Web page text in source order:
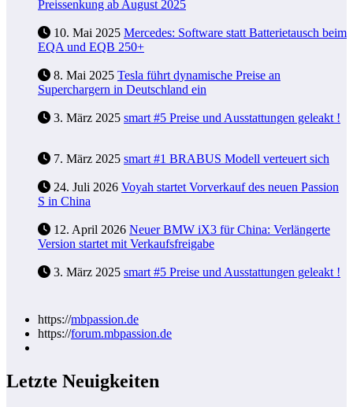
Preissenkung ab August 2025
10. Mai 2025 Mercedes: Software statt Batterietausch beim
EQA und EQB 250+
8. Mai 2025 Tesla führt dynamische Preise an
Superchargern in Deutschland ein
3. März 2025 smart #5 Preise und Ausstattungen geleakt !
7. März 2025 smart #1 BRABUS Modell verteuert sich
24. Juli 2026 Voyah startet Vorverkauf des neuen Passion
S in China
12. April 2026 Neuer BMW iX3 für China: Verlängerte
Version startet mit Verkaufsfreigabe
3. März 2025 smart #5 Preise und Ausstattungen geleakt !
https://mbpassion.de
https://forum.mbpassion.de
Letzte Neuigkeiten